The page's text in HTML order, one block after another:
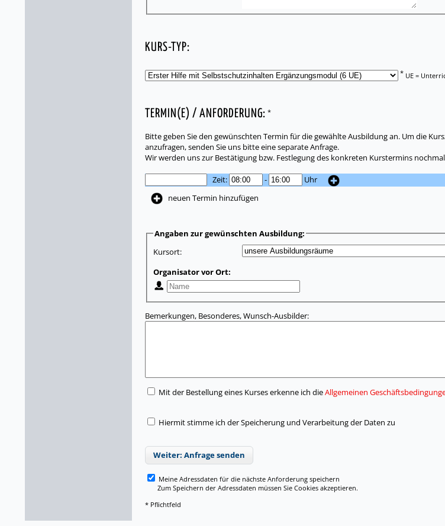
KURS-TYP:
* UE =
TERMIN(E) / ANFORDERUNG: *
Bitte geben Sie den gewünschten Termin für die gewählte Ausbildung an. Um die
anzufragen, senden Sie uns bitte eine separate Anfrage.
Wir werden uns zur Bestätigung bzw. Festlegung des konkreten Kurstermins
Zeit: -
Uhr
neuen Termin hinzufügen
Angaben zur gewünschten Ausbildung:
Kursort:
Organisator vor Ort:
Bemerkungen, Besonderes, Wunsch-Ausbilder:
Mit der Bestellung eines Kurses erkenne ich dieAllgemeinen
Hiermit stimme ich der Speicherung und Verarbeitung der Daten zu
Weiter: Anfrage senden
Meine Adressdaten für die nächste Anforderung speichern
Zum Speichern der Adressdaten müssen Sie Cookies akzeptieren.
* Pflichtfeld